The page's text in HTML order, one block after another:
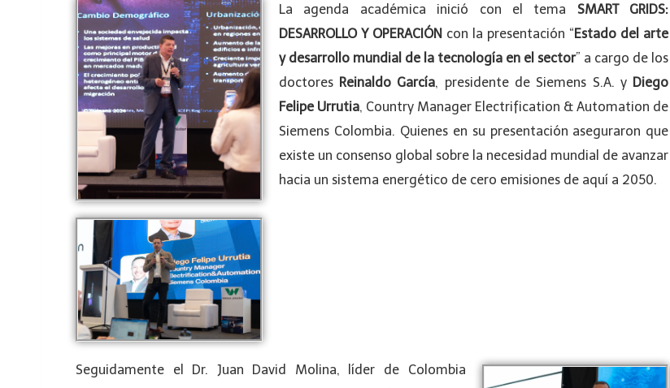
La agenda académica inició con el tema SMART GRIDS:
DESARROLLO Y OPERACIÓN con la presentación “Estado del arte
y desarrollo mundial de la tecnología en el sector” a cargo de los
doctores Reinaldo García, presidente de Siemens S.A. y Diego
Felipe Urrutia, Country Manager Electrification & Automation de
Siemens Colombia. Quienes en su presentación aseguraron que
existe un consenso global sobre la necesidad mundial de avanzar
hacia un sistema energético de cero emisiones de aquí a 2050.
Seguidamente el Dr. Juan David Molina, líder de Colombia